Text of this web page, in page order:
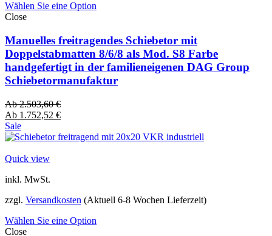
Wählen Sie eine Option
Close
Manuelles freitragendes Schiebetor mit
Doppelstabmatten 8/6/8 als Mod. S8 Farbe
handgefertigt in der familieneigenen DAG Group
Schiebetormanufaktur
Ab2.503,60€
Ab 1.752,52 €
Sale
Quick view
inkl. MwSt.
zzgl. Versandkosten (Aktuell 6-8 Wochen Lieferzeit)
Wählen Sie eine Option
Close